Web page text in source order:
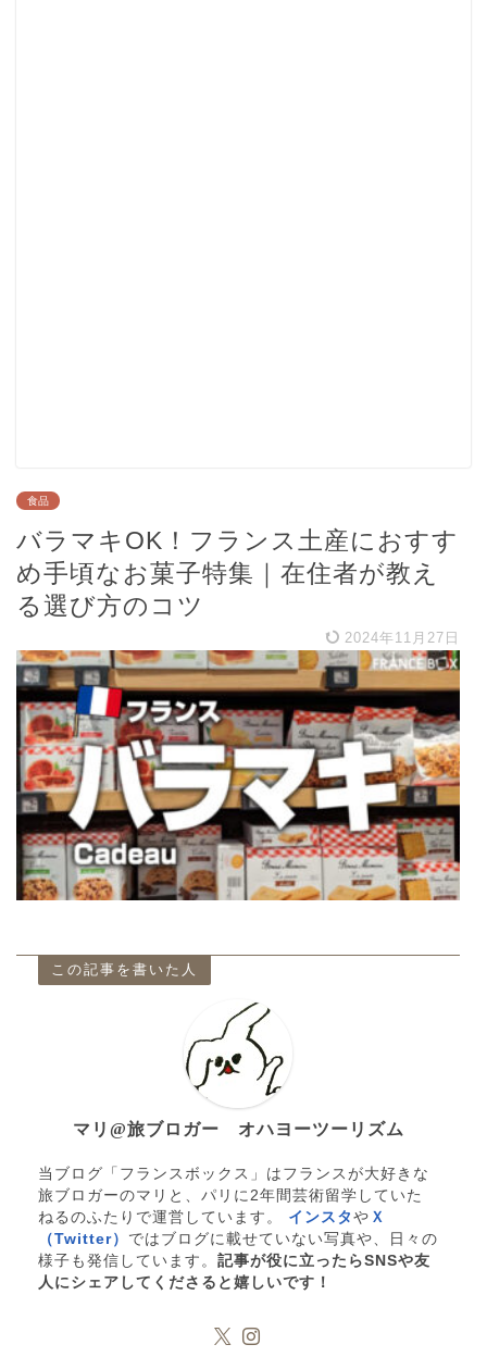
食品
バラマキOK！フランス土産におすす
め手頃なお菓子特集｜在住者が教え
る選び方のコツ
2024年11月27日
この記事を書いた人
マリ@旅ブロガー オハヨーツーリズム
当ブログ「フランスボックス」はフランスが大好きな
旅ブロガーのマリと、パリに2年間芸術留学していた
ねるのふたりで運営しています。 インスタ や Ｘ
（Twitter） ではブログに載せていない写真や、日々の
様子も発信しています。 記事が役に立ったらSNSや友
人にシェアしてくださると嬉しいです！